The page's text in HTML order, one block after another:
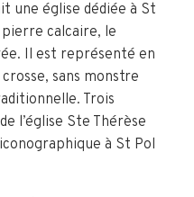
une église dédiée à St
calcaire, le
Il est représenté en
sans monstre
Trois
l’église Ste Thérèse
à St Pol